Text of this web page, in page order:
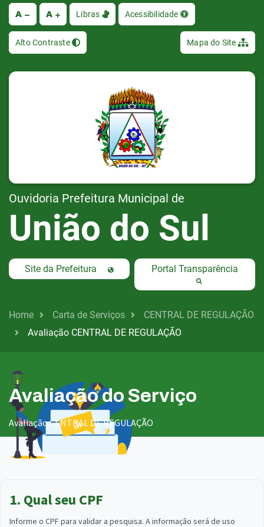
A A Libras Acessibilidade
Alto Contraste Mapa do Site
Ouvidoria Prefeitura Municipal de
União do Sul
Site da Prefeitura Portal Transparência
Home Carta de Serviços
CENTRAL DE REGULAÇÃO
Avaliação CENTRAL DE REGULAÇÃO
Avaliação do Serviço
Avaliação CENTRAL DE REGULAÇÃO
1. Qual seu CPF
Informe o CPF para validar a pesquisa. A informação será de uso